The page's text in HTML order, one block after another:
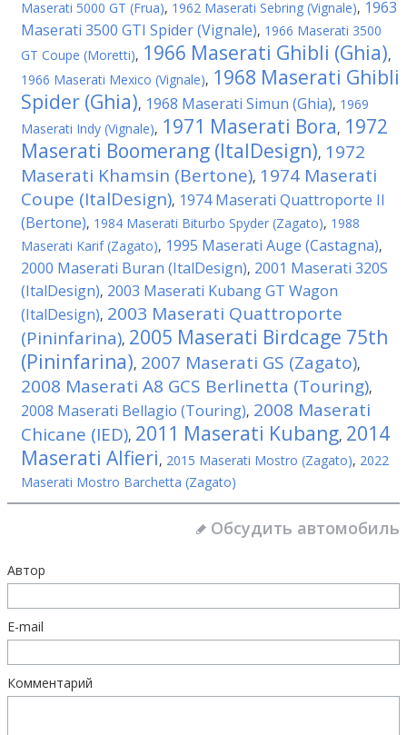
Maserati 5000 GT (Frua), 1962 Maserati Sebring (Vignale), 1963
Maserati 3500 GTI Spider (Vignale), 1966 Maserati 3500
GT Coupe (Moretti), 1966 Maserati Ghibli (Ghia),
1966 Maserati Mexico (Vignale), 1968 Maserati Ghibli
Spider (Ghia), 1968 Maserati Simun (Ghia), 1969
Maserati Indy (Vignale), 1971 Maserati Bora, 1972
Maserati Boomerang (ItalDesign), 1972
Maserati Khamsin (Bertone), 1974 Maserati
Coupe (ItalDesign), 1974 Maserati Quattroporte II
(Bertone), 1984 Maserati Biturbo Spyder (Zagato), 1988
Maserati Karif (Zagato), 1995 Maserati Auge (Castagna),
2000 Maserati Buran (ItalDesign), 2001 Maserati 320S
(ItalDesign), 2003 Maserati Kubang GT Wagon
(ItalDesign), 2003 Maserati Quattroporte
(Pininfarina), 2005 Maserati Birdcage 75th
(Pininfarina), 2007 Maserati GS (Zagato),
2008 Maserati A8 GCS Berlinetta (Touring),
2008 Maserati Bellagio (Touring), 2008 Maserati
Chicane (IED), 2011 Maserati Kubang, 2014
Maserati Alfieri, 2015 Maserati Mostro (Zagato), 2022
Maserati Mostro Barchetta (Zagato)
Обсудить автомобиль
Автор
E-mail
Комментарий